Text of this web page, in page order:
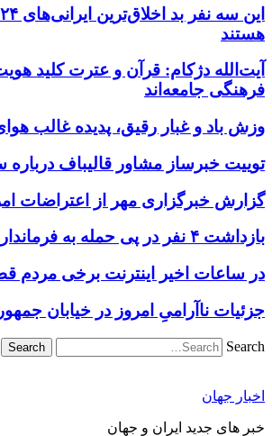
هستند
آیت‌الله دژکام: قرآن و عترت کلید
فرهنگی جامعه‌اند
وزش باد و غبار رقیق، پدیده غالب
توییت خبرساز مشاور قالیباف درباره
گزارش خبرگزاری مهر از اعتراضات
بازداشت ۴ نفر در پی حمله به فرمانداری فسا
در ساعات اخیر اینترنت برخی مردم
جزئیات ناآرامیِ امروز در خیابان
Search
اخبار جهان
خبر های جدید ایران و جهان